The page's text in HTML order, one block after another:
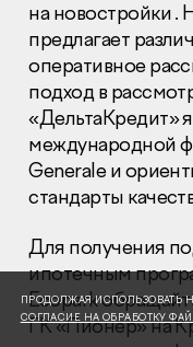
Раскрытие
Правовая
Сообщить о
Глaвный oфиc
+7 (495) 502 95
Отдел продаж
+7 (495) 641-35-
© 2001-2026
на новостройки .
предлагает
оперативное
подход в
«ДельтаКредит»
международной
Generale и
стандарты
Для получения
ипотечным
Ecopark
ГК «Пионер» на
ПРОДОЛЖАЯ ИСПОЛЬЗОВАТЬ
СОГЛАСИЕ НА ОБРАБОТКУ